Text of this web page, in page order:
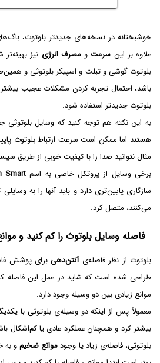
خوشبختانه در نسخه‌های جدیدتر بلوتوث،
علاوه بر این سرعتومصرف انرژی نیز
بلوتوث گوشی و تبلت و اسپیکر بلوتوثی و
باشد، احتمال تجربه کردن مشکلات عجیب
بلوتوث جدیدتر استفاده شود.
به این نکته هم توجه کنید که وسایل بلوتوثی
هستند اما ممکن است سرعت ارتباط بلوتوث
مثال نتوانید صدا را با کیفیت خوبی از طریق
برخی وسایل از پروتکل خاصی به اسم Smart
سازگاری پایین‌تری دارد و باید آنها را به وسایلی
می‌کنند، متصل کرد.
فاصله وسایل بلوتوث را کم کنید و
بلوتوث از نظر فاصله‌یآنتن‌دهی
طراحی شده است که شاید در عمل این فاصله
موانع زیادی بین دو وسیله وجود دارد.
بیشتر کرد و همچنان عملکرد عادی یا کم‌اشکال
بلوتوثی، فاصله‌ی زیاد یا وجودموانع ضخیمو